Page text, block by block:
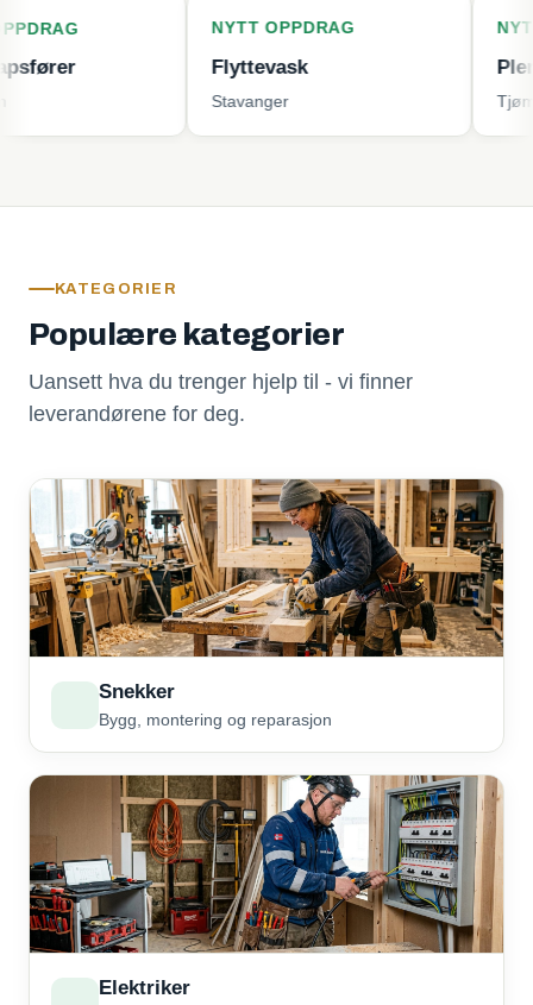
NYTT OPPDRAG
Flyttevask
NYTT
KATEGORIER
Populære kategorier
Uansett hva du trenger hjelp til - vi finner
leverandørene for deg.
Snekker
Bygg, montering og reparasjon
Elektriker